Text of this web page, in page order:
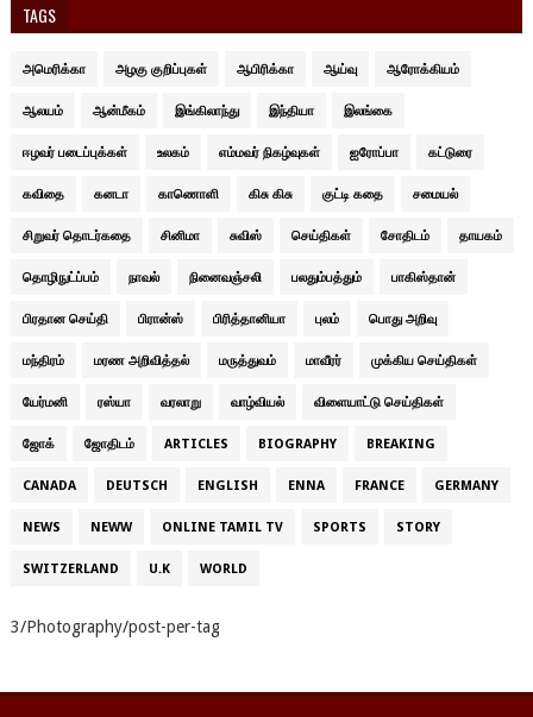
TAGS
அமெரிக்கா அழகு குறிப்புகள் ஆபிரிக்கா ஆய்வு ஆரோக்கியம்
ஆலயம் ஆன்மீகம் இங்கிலாந்து இந்தியா இலங்கை
ஈழவர் படைப்புக்கள் உலகம் எம்மவர் நிகழ்வுகள் ஐரோப்பா கட்டுரை
கவிதை கனடா காணொளி கிசு கிசு குட்டி கதை சமையல்
சிறுவர் தொடர்கதை சினிமா சுவிஸ் செய்திகள் சோதிடம் தாயகம்
தொழிநுட்ப்பம் நாவல் நினைவஞ்சலி பலதும்பத்தும் பாகிஸ்தான்
பிரதான செய்தி பிரான்ஸ் பிரித்தானியா புலம் பொது அறிவு
மந்திரம் மரண அறிவித்தல் மருத்துவம் மாவீரர் முக்கிய செய்திகள்
யேர்மனி ரஸ்யா வரலாறு வாழ்வியல் விளையாட்டு செய்திகள்
ஜோக் ஜோதிடம் ARTICLES BIOGRAPHY BREAKING
CANADA DEUTSCH ENGLISH ENNA FRANCE GERMANY
NEWS NEWW ONLINE TAMIL TV SPORTS STORY
SWITZERLAND U.K WORLD
3/Photography/post-per-tag